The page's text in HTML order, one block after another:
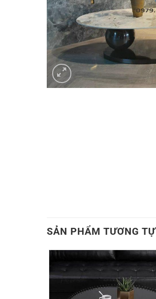
SẢN PHẨM TƯƠNG TỰ